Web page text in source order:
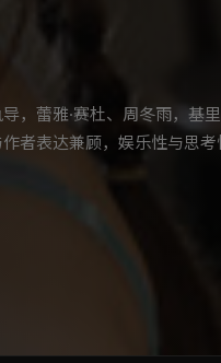
，蕾雅·赛杜、周冬雨，基
者表达兼顾，娱乐性与思